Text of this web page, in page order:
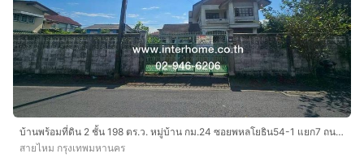
บ้านพร้อมที่ดิน 2 ชั้น 198 ตร.ว. หมู่บ้าน กม.24 ซอยพหลโยธิน54-1 แยก7 ถนนพหลโยธิน ถนนจันทรุเบกษา เขตสายไหม กรุงเทพมหานคร
สายไหม กรุงเทพมหานคร